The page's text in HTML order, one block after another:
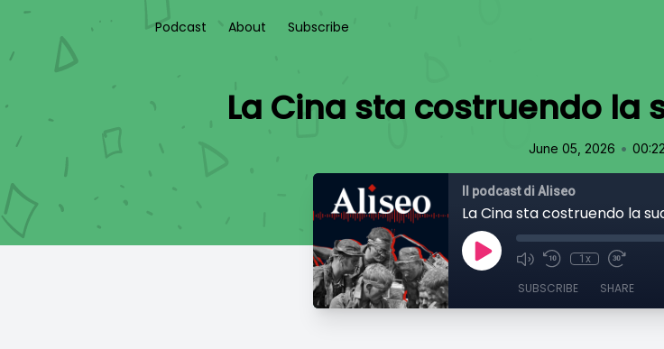
Podcast About Subscribe
La Cina sta costruendo la
June 05, 2026 •
Il podcast di Aliseo
La Cina sta costruendo la
1x
SUBSCRIBE SHARE